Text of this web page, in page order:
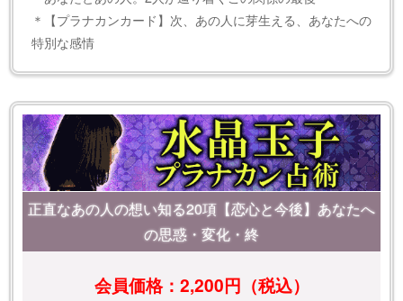
＊【プラナカンカード】次、あの人に芽生える、あなたへの
特別な感情
正直なあの人の想い知る20項【恋心と今後】あなたへ
の思惑・変化・終
会員価格：2,200円（税込）